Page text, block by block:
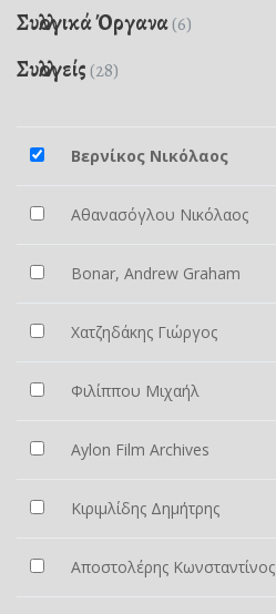
Συλλογικά Όργανα(6)
Συλλογείς (28)
Βερνίκος Νικόλαος
Αθανασόγλου Νικόλαος
Bonar, Andrew Graham
Χατζηδάκης Γιώργος
Φιλίππου Μιχαήλ
Aylon Film Archives
Κιριμλίδης Δημήτρης
Αποστολέρης Κωνσταντίνος